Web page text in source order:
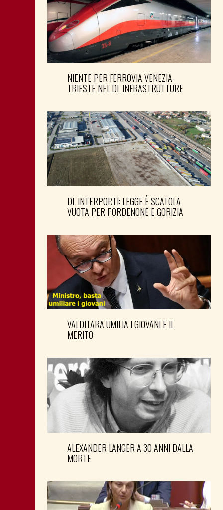
NIENTE PER FERROVIA VENEZIA-
TRIESTE NEL DL INFRASTRUTTURE
DL INTERPORTI: LEGGE È SCATOLA
VUOTA PER PORDENONE E GORIZIA
VALDITARA UMILIA I GIOVANI E IL
MERITO
ALEXANDER LANGER A 30 ANNI DALLA
MORTE